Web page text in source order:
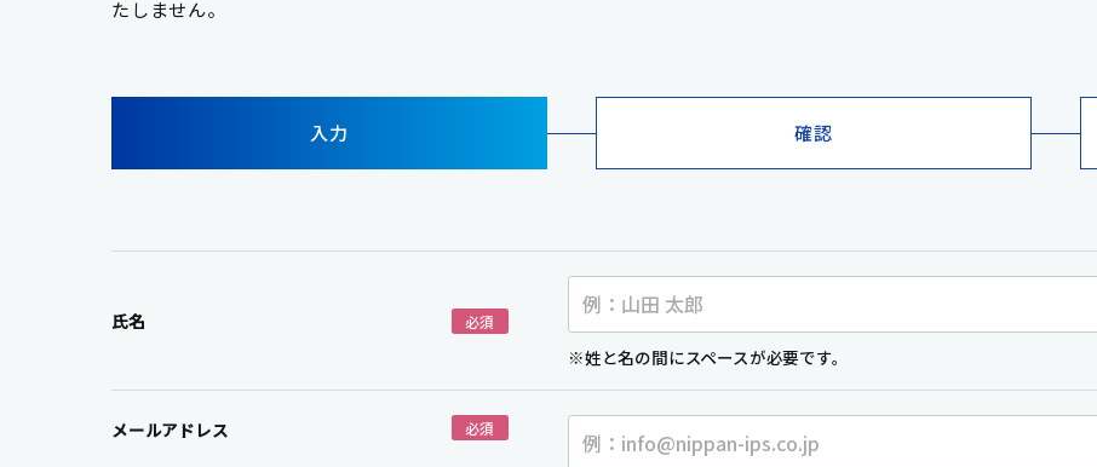
たしません。
入力 確認
氏名 必須
※姓と名の間にスペースが必要です。
メールアドレス 必須